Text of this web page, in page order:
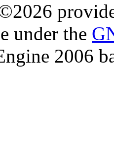
under the
2006